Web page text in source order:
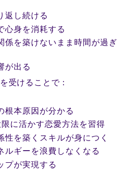
返し続ける
心身を消耗する
係を築けないまま時間が過ぎ
が出る
受けることで：
根本原因が分かる
に活かす恋愛方法を習得
性を築くスキルが身につく
ルギーを浪費しなくなる
プが実現する